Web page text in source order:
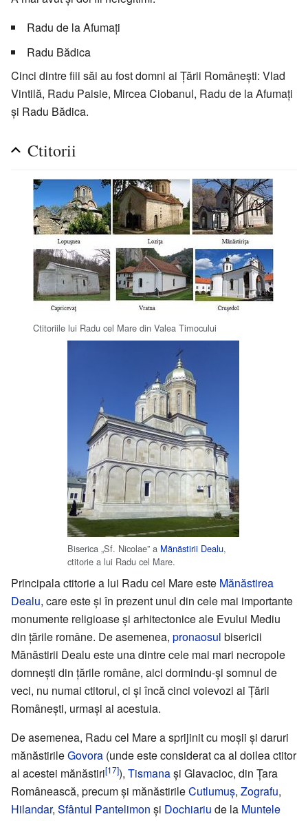
Radu de la Afumați
Radu Bădica
Cinci dintre fiii săi au fost domni ai Țării Românești: Vlad
Vintilă, Radu Paisie, Mircea Ciobanul, Radu de la Afumați
și Radu Bădica.
Ctitorii
Ctitoriile lui Radu cel Mare din Valea Timocului
Biserica „Sf. Nicolae” a Mănăstirii Dealu,
ctitorie a lui Radu cel Mare.
Principala ctitorie a lui Radu cel Mare este Mănăstirea
Dealu, care este și în prezent unul din cele mai importante
monumente religioase și arhitectonice ale Evului Mediu
din țările române. De asemenea, pronaosul bisericii
Mănăstirii Dealu este una dintre cele mai mari necropole
domnești din țările române, aici dormindu-și somnul de
veci, nu numai ctitorul, ci și încă cinci voievozi ai Țării
Românești, urmași ai acestuia.
De asemenea, Radu cel Mare a sprijinit cu moșii și daruri
mănăstirileGovora (unde este considerat ca al doilea ctitor
al acestei mănăstiri[17]), Tismanași Glavacioc, din Țara
Românească, precum și mănăstirileCutlumuș, Zografu,
Hilandar, Sfântul Pantelimon și Dochiariu de la Muntele